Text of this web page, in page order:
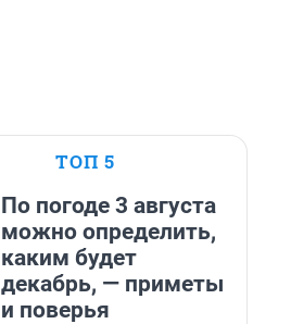
ТОП 5
По погоде 3 августа
можно определить,
каким будет
декабрь, — приметы
и поверья